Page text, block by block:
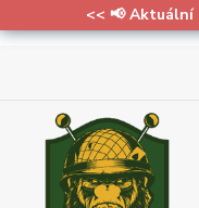
<< 📢 Aktuální